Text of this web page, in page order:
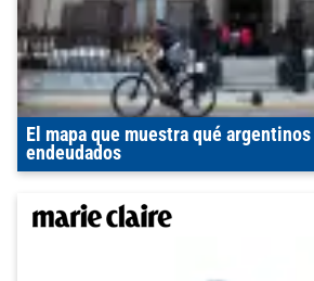
El mapa que muestra qué
endeudados